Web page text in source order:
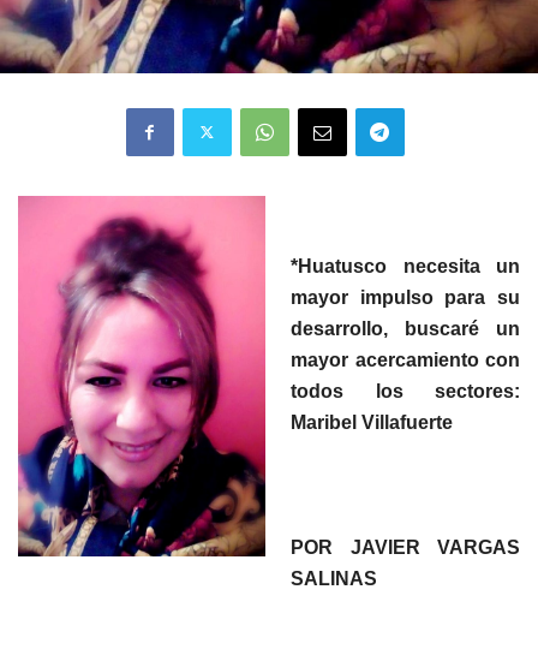
*Huatusco necesita un
mayor impulso para su
desarrollo, buscaré un
mayor acercamiento con
todos los sectores:
Maribel Villafuerte
POR JAVIER VARGAS
SALINAS